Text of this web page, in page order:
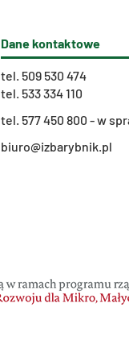
Dane kontaktowe
tel. 509 530 474
tel. 533 334 110
tel. 577 450 800 - w
biuro@izbarybnik.pl